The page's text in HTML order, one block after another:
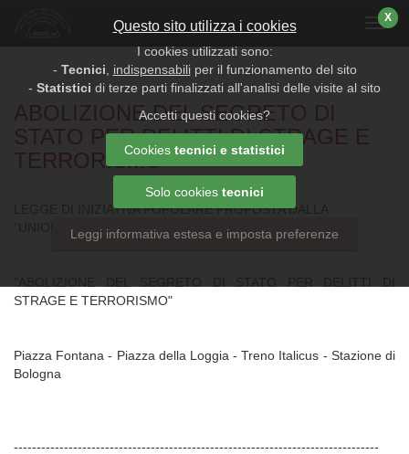
Menu
ABOLIZIONE DEL SEGRETO DI
STATO PER DELITTI DI STRAGE E
TERRORISMO
LEGGE DI INIZIATIVA POPOLARE PROPOSTA DALLA
"UNIONE FAMILIARI DELLE VITTIME PER STRAGI"
STRAGE E TERRORISMO"
Piazza Fontana - Piazza della Loggia - Treno Italicus - Stazione di
Bologna
--------------------------------------------------------------------------------
X
Questo sito utilizza i cookies
I cookies utilizzati sono:
- Tecnici indispensabiliper il funzionamento del sito
- Statistici di terze parti finalizzati all'analisi delle visite al sito
Accetti questi cookies?
Cookies tecnici e statistici
Solo cookies tecnici
Leggi informativa estesa e imposta preferenze